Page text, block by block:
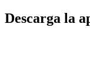
Descarga la